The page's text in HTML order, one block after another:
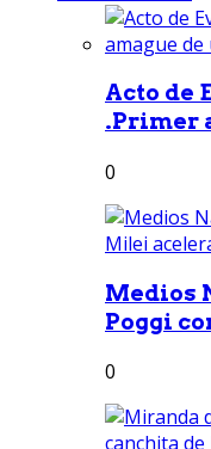
Acto de
.Primer
0
Medios
Poggi
0